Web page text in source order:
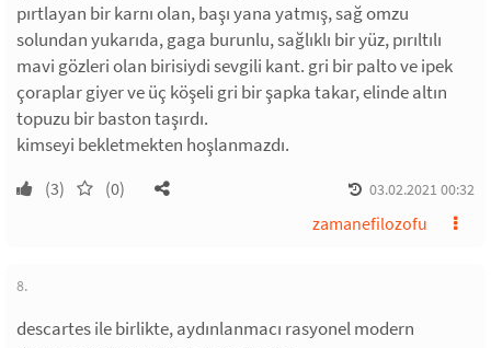
pırtlayan bir karnı olan, başı yana yatmış, sağ omzu
solundan yukarıda, gaga burunlu, sağlıklı bir yüz, pırıltılı
mavi gözleri olan birisiydi sevgili kant. gri bir palto ve ipek
çoraplar giyer ve üç köşeli gri bir şapka takar, elinde altın
topuzu bir baston taşırdı.
kimseyi bekletmekten hoşlanmazdı.
(3) (0) 03.02.2021 00:32
zamanefilozofu
8.
descartes ile birlikte, aydınlanmacı rasyonel modern